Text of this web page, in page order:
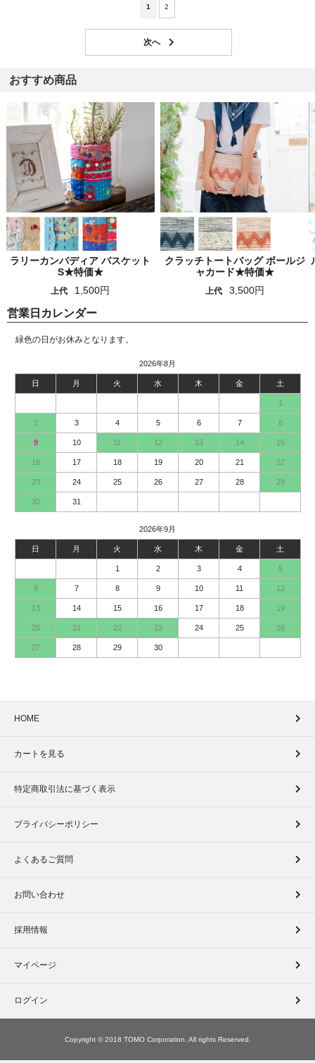
1 2
おすすめ商品
ラリーカンバディア バスケット
S★特価★
上代 1,500円
クラッチトートバッグ ボールジ
ャカード★特価★
上代 3,500円
営業日カレンダー
緑色の日がお休みとなります。
2026年8月
日 月 火 水 木 金 土
1
2 3 4 5 6 7 8
9 10 11 12 13 14 15
16 17 18 19 20 21 22
23 24 25 26 27 28 29
30 31
2026年9月
日 月 火 水 木 金 土
1 2 3 4 5
6 7 8 9 10 11 12
13 14 15 16 17 18 19
20 21 22 23 24 25 26
27 28 29 30
HOME
カートを見る
特定商取引法に基づく表示
プライバシーポリシー
よくあるご質問
お問い合わせ
採用情報
マイページ
ログイン
Copyright © 2018 TOMO Corporation. All rights Reserved.